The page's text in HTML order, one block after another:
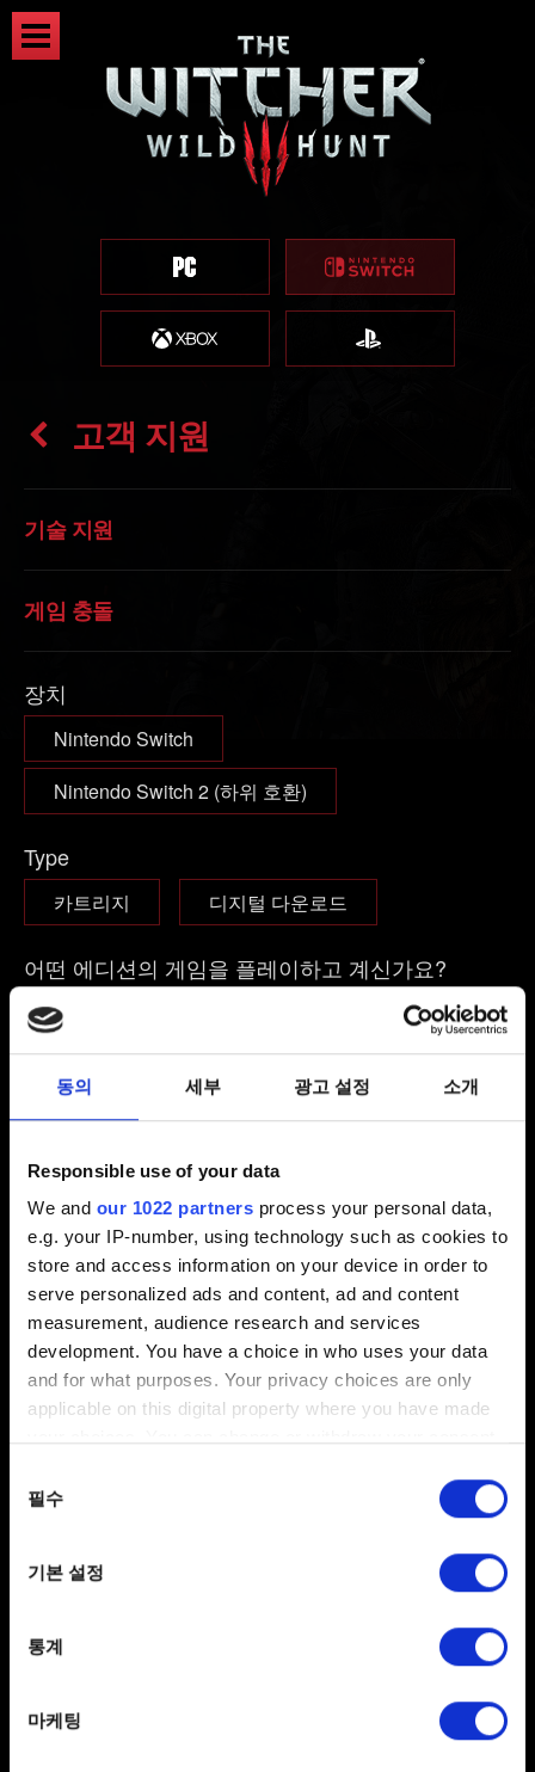
동의 세부 광고 설정 소개
Responsible use of your data
We and our 1022 partners process your personal data,
e.g. your IP-number, using technology such as cookies to
store and access information on your device in order to
serve personalized ads and content, ad and content
measurement, audience research and services
development. You have a choice in who uses your data
and for what purposes. Your privacy choices are only
applicable on this digital property where you have made
the Privacy trigger icon.
Collect information about your geographical
Identify your device by actively scanning it for
Find out more about how your personal data is processed
선택
필수
기본 설정
통계
마케팅
고객 지원
기술 지원
게임 충돌
장치
Nintendo Switch
Nintendo Switch 2 (하위 호환)
Type
카트리지 디지털 다운로드
어떤 에디션의 게임을 플레이하고 계신가요?
본편 게임
이메일(오타에 주의하세요!)
문제에 관한 간단한 설명
0/20
파일 추가
보고서에 파일을 첨부할 수 있습니다. 예를 들어 그래픽